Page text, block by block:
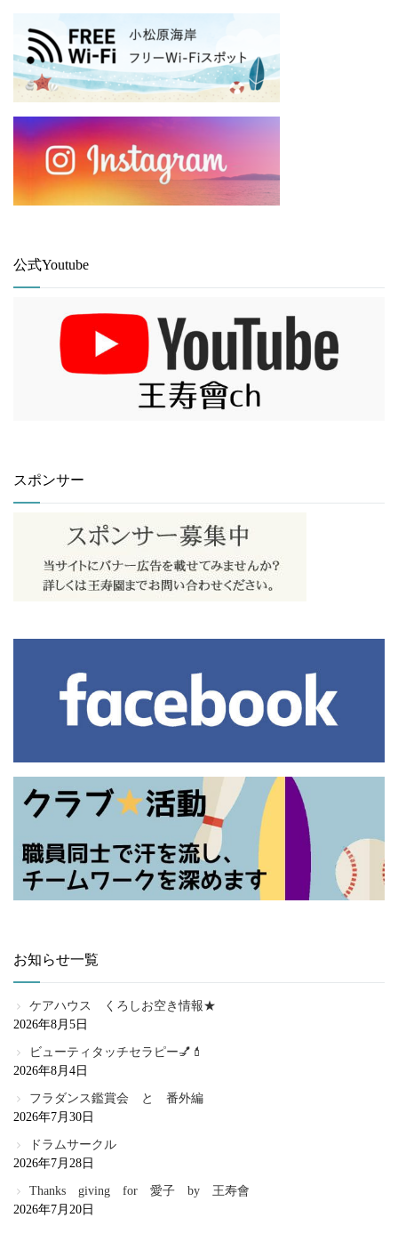
公式Youtube
スポンサー
お知らせ一覧
ケアハウス くろしお空き情報★
2026年8月5日
ビューティタッチセラピー💅💄
2026年8月4日
フラダンス鑑賞会 と 番外編
2026年7月30日
ドラムサークル
2026年7月28日
Thanks giving for 愛子 by 王寿會
2026年7月20日